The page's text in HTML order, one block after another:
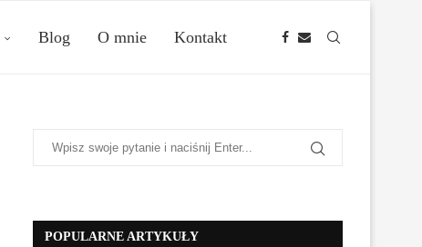
Blog O mnie Kontakt
POPULARNE ARTYKUŁY